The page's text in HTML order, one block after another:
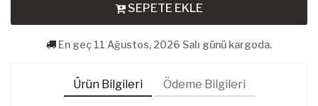
SEPETE EKLE
En geç 11 Ağustos, 2026 Salı günü kargoda.
Ürün Bilgileri Ödeme Bilgileri